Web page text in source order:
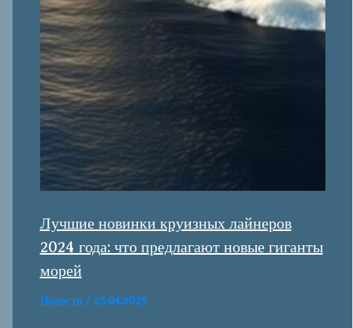
Лучшие новинки круизных лайнеров
2024 года: что предлагают новые гиганты
морей
Новости/ 25.04.2025